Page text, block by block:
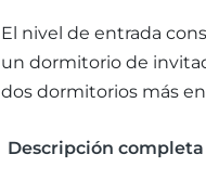
El nivel de entrada
un dormitorio de
dos dormitorios más
Descripción completa